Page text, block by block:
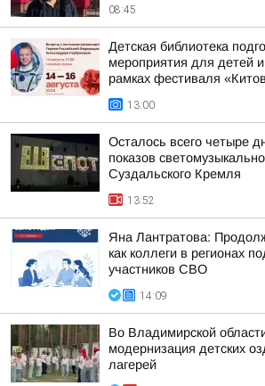
08:45
Детская библиотека
мероприятия для детей
рамках фестиваля
13:00
Осталось всего четыре
показов
Суздальского Кремля
13:52
Яна Лантратова:
как коллеги в регионах
участников СВО
14:09
Во Владимирской
модернизация детских
лагерей